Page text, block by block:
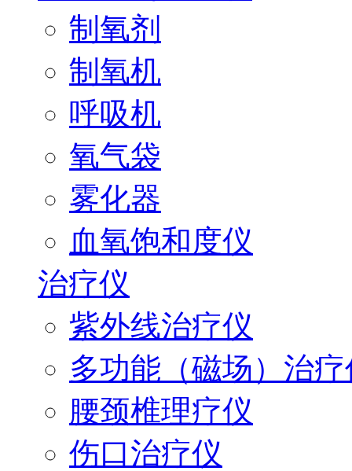
制氧剂
制氧机
呼吸机
氧气袋
雾化器
血氧饱和度仪
治疗仪
紫外线治疗仪
多功能（磁场）治疗
腰颈椎理疗仪
伤口治疗仪